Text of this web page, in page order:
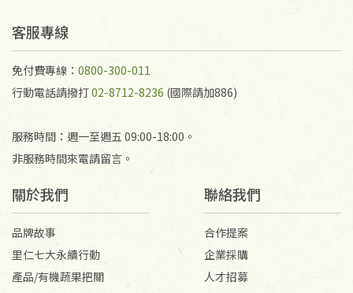
不接受退貨之手抄稿，為敬重法寶故，里仁網購無法
代為結緣處理等。 若需將手抄稿寄還給消費者，因而
產生的運費100元/箱將由消費者負擔。
客服專線
免付費專線： 0800-300-011
行動電話請撥打02-8712-8236 (國際請加886)
服務時間：週一至週五 09:00-18:00。
非服務時間來電請留言。
關於我們
品牌故事
里仁七大永續行動
產品/有機蔬果把關
聯絡我們
合作提案
企業採購
人才招募